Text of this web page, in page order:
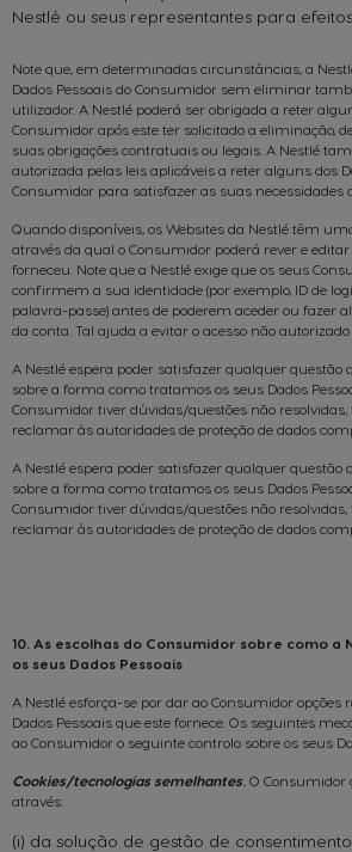
BEBIDAS
Bebidas ORIGINAIS
MÁQUINAS
MáquinasORIGINAIS
ACESSÓRIOS
SUSTENTABILIDADE
A SUA COFFEE SHOP
Nestlé ou seus representantes para
Note que, em determinadas circunstâncias, a
Dados Pessoais do Consumidor sem eliminar
utilizador. A Nestlé poderá ser obrigada a reter
Consumidor após este ter solicitado a eliminação,
suas obrigações contratuais ou legais. A Nestlé
autorizada pelas leis aplicáveis a reter alguns dos
Consumidor para satisfazer as suas necessidades
Quando disponíveis, os Websites da Nestlé têm
através da qual o Consumidor poderá rever e editar
forneceu. Note que a Nestlé exige que os seus
confirmem a sua identidade (por exemplo, ID de
palavra-passe) antes de poderem aceder ou fazer
da conta. Tal ajuda a evitar o acesso não
A Nestlé espera poder satisfazer qualquer questão
sobre a forma como tratamos os seus Dados
Consumidor tiver dúvidas/questões não
reclamar às autoridades de proteção de dados
A Nestlé espera poder satisfazer qualquer questão
sobre a forma como tratamos os seus Dados
Consumidor tiver dúvidas/questões não
reclamar às autoridades de proteção de dados
10. As escolhas do Consumidor sobre como a
os seus Dados Pessoais
A Nestlé esforça-se por dar ao Consumidor opções
Dados Pessoais que este fornece. Os seguintes
ao Consumidor o seguinte controlo sobre os seus
Cookies/tecnologias semelhantes O Consumidor
através:
(i) da solução de gestão de